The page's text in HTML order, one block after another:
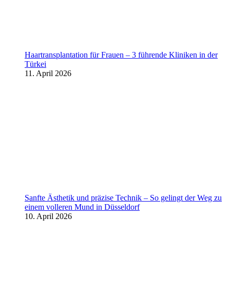
Haartransplantation für Frauen – 3 führende Kliniken in der
Türkei
11. April 2026
Sanfte Ästhetik und präzise Technik – So gelingt der Weg zu
einem volleren Mund in Düsseldorf
10. April 2026